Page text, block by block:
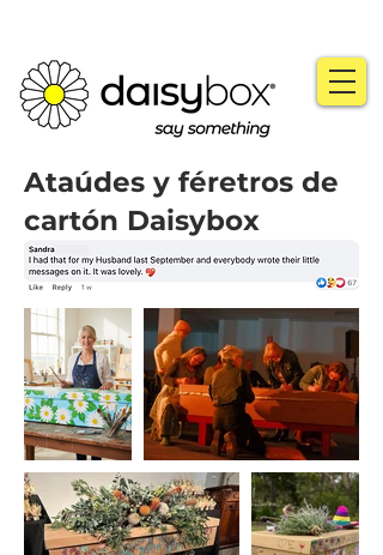
Ataúdes y féretros de
cartón Daisybox